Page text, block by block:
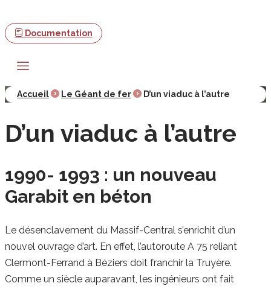
Documentation
Accueil Le Géant de fer D’un viaduc à l’autre
D’un viaduc à l’autre
1990- 1993 : un nouveau
Garabit en béton
Le désenclavement du Massif-Central s’enrichit d’un
nouvel ouvrage d’art. En effet, l’autoroute A 75 reliant
Clermont-Ferrand à Béziers doit franchir la Truyère.
Comme un siècle auparavant, les ingénieurs ont fait